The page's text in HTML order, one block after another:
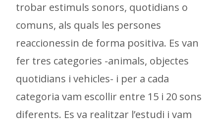
trobar estimuls sonors, quotidians o
comuns, als quals les persones
reaccionessin de forma positiva. Es van
fer tres categories -animals, objectes
quotidians i vehicles- i per a cada
categoria vam escollir entre 15 i 20 sons
diferents. Es va realitzar l’estudi i vam